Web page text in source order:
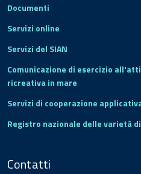
Documenti
Servizi online
Servizi del SIAN
Comunicazione di esercizio
ricreativa in mare
Servizi di cooperazione
Registro nazionale delle varietà
Contatti